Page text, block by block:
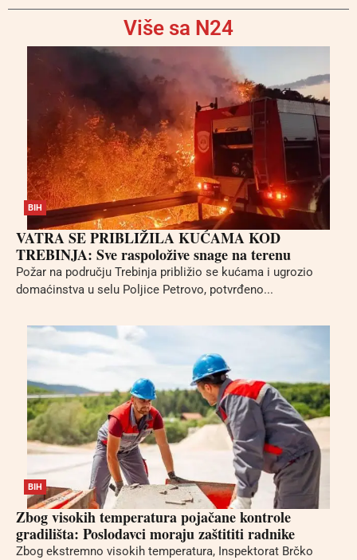
Više sa N24
BIH
VATRA SE PRIBLIŽILA KUĆAMA KOD
TREBINJA: Sve raspoložive snage na terenu
Požar na području Trebinja približio se kućama i ugrozio
domaćinstva u selu Poljice Petrovo, potvrđeno...
BIH
Zbog visokih temperatura pojačane kontrole
gradilišta: Poslodavci moraju zaštititi radnike
Zbog ekstremno visokih temperatura, Inspektorat Brčko